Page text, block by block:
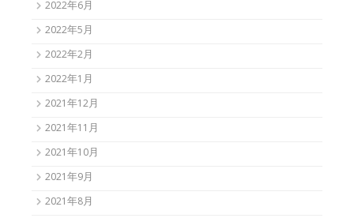
2022年6月
2022年5月
2022年2月
2022年1月
2021年12月
2021年11月
2021年10月
2021年9月
2021年8月